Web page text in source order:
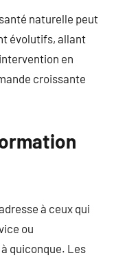
naturelle peut
évolutifs, allant
en
croissante
à ceux qui
ou
quiconque. Les